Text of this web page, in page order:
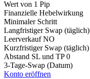
Wert von 1 Pip
Finanzielle Hebelwirkung
Minimaler Schritt
Langfristiger Swap (täglich)
Leerverkauf NO
Kurzfristiger Swap (täglich)
Abstand SL und TP 0
3-Tage-Swap (Datum)
Konto eröffnen